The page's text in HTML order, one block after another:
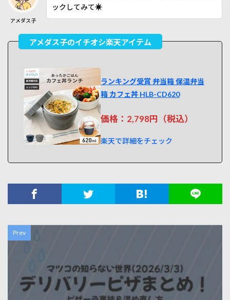
アメダス子
ックしてみて☀️
ランキング受賞 弁当箱 保温弁当
箱 カフェ丼 HLB-CD620
価格：2,798円（税込）
楽天で詳細をチェック
Prev